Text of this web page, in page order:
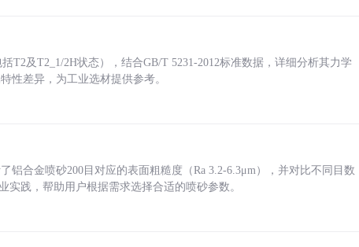
T2及T2_1/2H状态），结合GB/T 5231-2012标准数据，详细分析其力学
性差异，为工业选材提供参考。
铝合金喷砂200目对应的表面粗糙度（Ra 3.2-6.3μm），并对比不同目数
实践，帮助用户根据需求选择合适的喷砂参数。